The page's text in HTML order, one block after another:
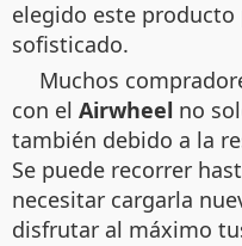
elegido este
sofisticado.
Muchos
con el Airwheel no
también debido a la
Se puede recorrer
necesitar cargarla
disfrutar al máximo